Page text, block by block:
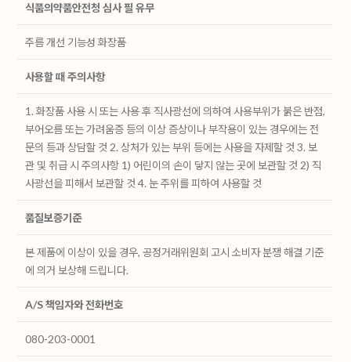
식품의약품안전청 심사 필 유무
주름 개선 기능성 화장품
사용할 때 주의사항
1. 화장품 사용 시 또는 사용 후 직사광선에 의하여 사용부위가 붉은 반점,
부어오름 또는 가려움증 등의 이상 증상이나 부작용이 있는 경우에는 전
문의 등과 상담할 것 2. 상처가 있는 부위 등에는 사용을 자제할 것 3. 보
관 및 취급 시 주의사항 1) 어린이의 손이 닿지 않는 곳에 보관할 것 2) 직
사광선을 피해서 보관할 것 4. 눈 주위를 피하여 사용할 것
품질보증기준
본 제품에 이상이 있을 경우, 공정거래위원회 고시 소비자 분쟁 해결 기준
에 의거 보상해 드립니다.
A/S 책임자와 전화번호
080-203-0001